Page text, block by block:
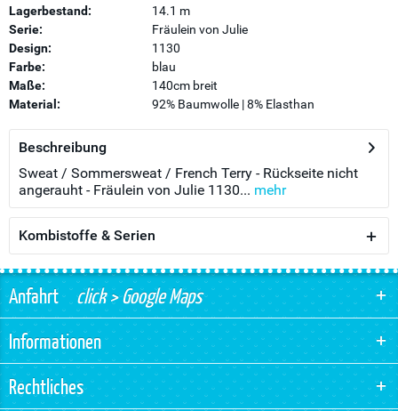
Lagerbestand:
14.1 m
Serie:
Fräulein von Julie
Design:
1130
Farbe:
blau
Maße:
140cm breit
Material:
92% Baumwolle | 8% Elasthan
Beschreibung
Sweat / Sommersweat / French Terry - Rückseite nicht
angerauht - Fräulein von Julie 1130... mehr
Kombistoffe & Serien
Anfahrtclick > Google Maps
Informationen
Rechtliches